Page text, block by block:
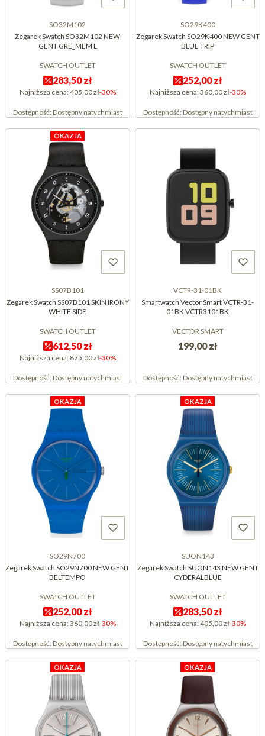
SO32M102
Zegarek Swatch SO32M102 NEW
GENT GRE_MEM L
SWATCH OUTLET
283,50 zł
Najniższa cena:405,00 zł-30%
Dostępność:Dostępny natychmiast
SO29K400
Zegarek Swatch SO29K400 NEW GENT
BLUE TRIP
SWATCH OUTLET
252,00 zł
Najniższa cena:360,00 zł-30%
Dostępność:Dostępny natychmiast
OKAZJA
SS07B101
Zegarek Swatch SS07B101 SKIN IRONY
WHITE SIDE
SWATCH OUTLET
612,50 zł
Najniższa cena: 875,00 zł-30%
Dostępność:Dostępny natychmiast
VCTR-31-01BK
Smartwatch Vector Smart VCTR-31-
01BK VCTR3101BK
VECTOR SMART
199,00 zł
Dostępność:Dostępny natychmiast
OKAZJA
SO29N700
Zegarek Swatch SO29N700 NEW GENT
BELTEMPO
SWATCH OUTLET
252,00 zł
Najniższa cena:360,00 zł-30%
Dostępność:Dostępny natychmiast
OKAZJA
SUON143
Zegarek Swatch SUON143 NEW GENT
CYDERALBLUE
SWATCH OUTLET
283,50 zł
Najniższa cena:405,00 zł-30%
Dostępność:Dostępny natychmiast
OKAZJA OKAZJA